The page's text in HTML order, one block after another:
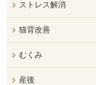
ストレス解消
猫背改善
むくみ
産後